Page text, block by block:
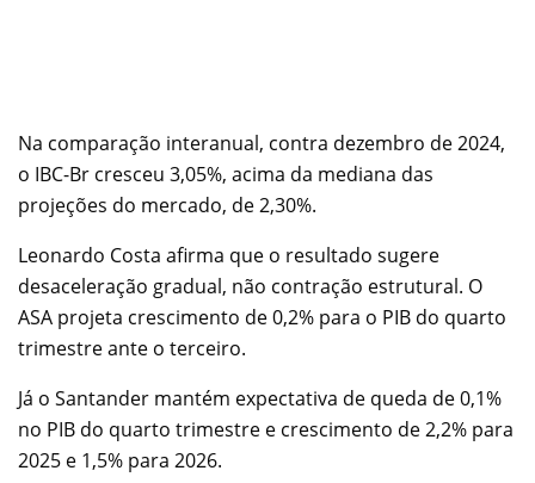
Na comparação interanual, contra dezembro de 2024,
o IBC-Br cresceu 3,05%, acima da mediana das
projeções do mercado, de 2,30%.
Leonardo Costa afirma que o resultado sugere
desaceleração gradual, não contração estrutural. O
ASA projeta crescimento de 0,2% para o PIB do quarto
trimestre ante o terceiro.
Já o Santander mantém expectativa de queda de 0,1%
no PIB do quarto trimestre e crescimento de 2,2% para
2025 e 1,5% para 2026.